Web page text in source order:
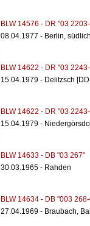
BLW 14576 - DR "03
08.04.1977 - Berlin,
BLW 14622 - DR "03
15.04.1979 - Delitzsch
BLW 14622 - DR "03
15.04.1979 -
BLW 14633 - DB "03 267"
30.03.1965 - Rahden
BLW 14634 - DB "003
27.04.1969 - Braubach,